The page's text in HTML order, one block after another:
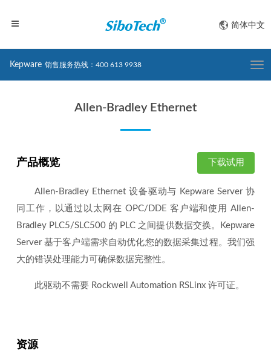
简体中文
Kepware 销售服务热线：400 613 9938
Allen-Bradley Ethernet
产品概览 下载试用
Allen-Bradley Ethernet 设备驱动与 Kepware Server 协
同工作，以通过以太网在 OPC/DDE 客户端和使用 Allen-
Bradley PLC5/SLC500 的 PLC 之间提供数据交换。Kepware
Server 基于客户端需求自动优化您的数据采集过程。我们强
大的错误处理能力可确保数据完整性。
此驱动不需要 Rockwell Automation RSLinx 许可证。
资源